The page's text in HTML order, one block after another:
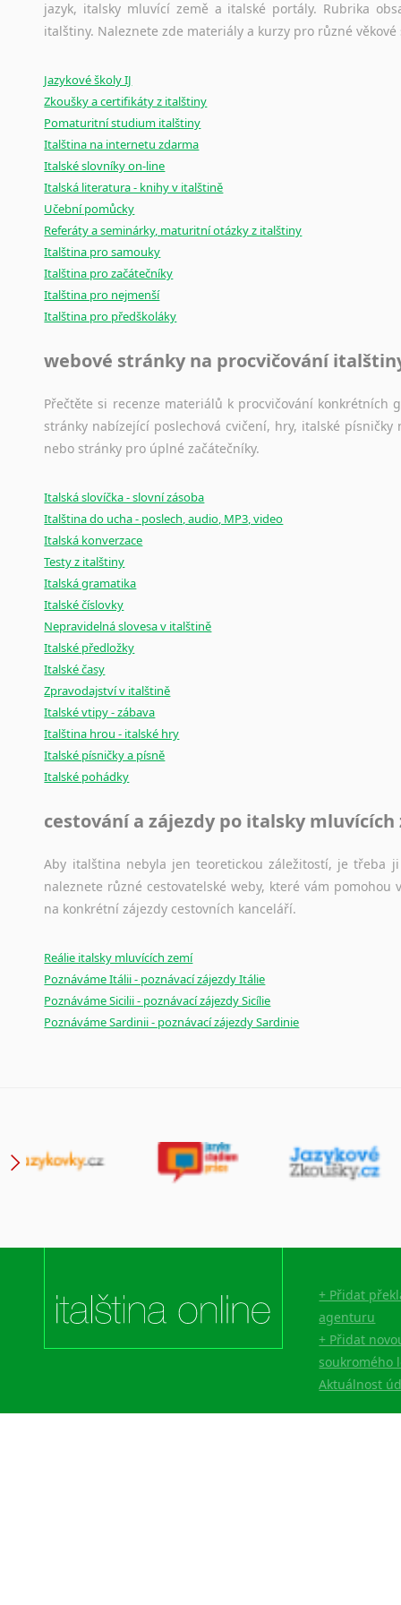
Ostatní pomůcky pro překladatele
poradny a pravidla
jazyk, italsky mluvící země a italské portály. Rubrika
italštiny. Naleznete zde materiály a kurzy pro různé věkové
Jazykové školy IJ
Zkoušky a certifikáty z italštiny
Pomaturitní studium italštiny
Italština na internetu zdarma
Italské slovníky on-line
Italská literatura - knihy v italštině
Učební pomůcky
Referáty a seminárky, maturitní otázky z italštiny
Italština pro samouky
Italština pro začátečníky
Italština pro nejmenší
Italština pro předškoláky
webové stránky na procvičování
Přečtěte si recenze materiálů k procvičování
stránky nabízející poslechová cvičení, hry, italské
nebo stránky pro úplné začátečníky.
Italská slovíčka - slovní zásoba
Italština do ucha - poslech, audio, MP3, video
Italská konverzace
Testy z italštiny
Italská gramatika
Italské číslovky
Nepravidelná slovesa v italštině
Italské předložky
Italské časy
Zpravodajství v italštině
Italské vtipy - zábava
Italština hrou - italské hry
Italské písničky a písně
Italské pohádky
cestování a zájezdy po italsky mluvících
Aby italština nebyla jen teoretickou záležitostí, je třeba
naleznete různé cestovatelské weby, které vám
na konkrétní zájezdy cestovních kanceláří.
Reálie italsky mluvících zemí
Poznáváme Itálii - poznávací zájezdy Itálie
Poznáváme Sicilii - poznávací zájezdy Sicílie
Poznáváme Sardinii - poznávací zájezdy Sardinie
+ Přidat
agenturu
+ Přidat
soukromého
Aktuálnost